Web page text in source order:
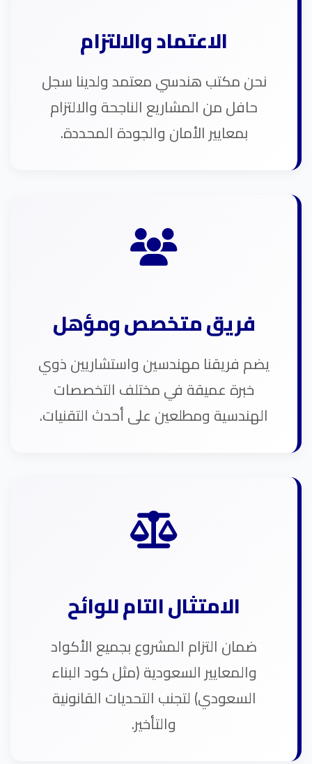
الاعتماد والالتزام
نحن مكتب هندسي معتمد ولدينا سجل
حافل من المشاريع الناجحة والالتزام
بمعايير الأمان والجودة المحددة.
فريق متخصص ومؤهل
يضم فريقنا مهندسين واستشاريين ذوي
خبرة عميقة في مختلف التخصصات
الهندسية ومطلعين على أحدث التقنيات.
الامتثال التام للوائح
ضمان التزام المشروع بجميع الأكواد
والمعايير السعودية (مثل كود البناء
السعودي) لتجنب التحديات القانونية
والتأخير.